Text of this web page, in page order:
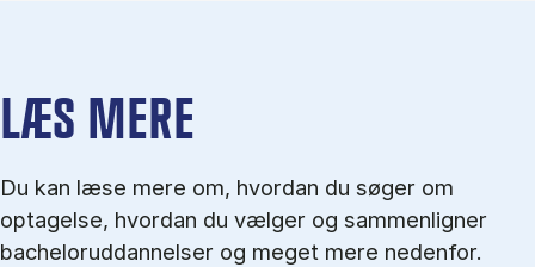
LÆS MERE
Du kan læse mere om, hvordan du søger om
optagelse, hvordan du vælger og sammenligner
bacheloruddannelser og meget mere nedenfor.